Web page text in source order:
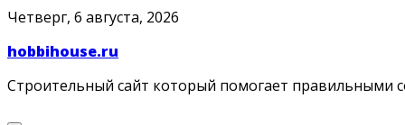
Skip
content
Четверг, 6 августа, 2026
hobbihouse.ru
Строительный сайт который помогает правильными